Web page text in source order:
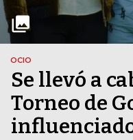
OCIO
Se llevó a
Torneo de